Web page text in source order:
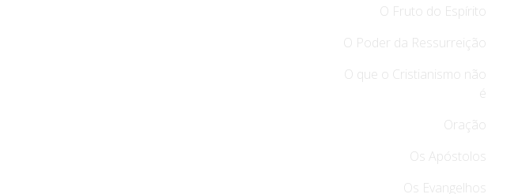
O Fruto do Espírito
O Poder da Ressurreição
O que o Cristianismo não
é
Oração
Os Apóstolos
Os Evangelhos